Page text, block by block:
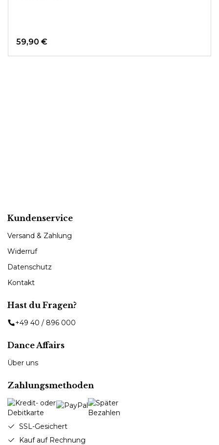
59,90 €
Kundenservice
Versand & Zahlung
Widerruf
Datenschutz
Kontakt
Hast du Fragen?
+49 40 / 896 000
Dance Affairs
Über uns
Zahlungsmethoden
SSL-Gesichert
Kauf auf Rechnung